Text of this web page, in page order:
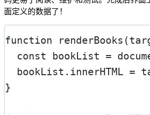
面定义的数据了！
function renderBooks (
const
bookList =
  bookList.innerHTML
=
}